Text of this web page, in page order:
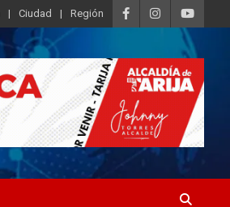
Ciudad Región